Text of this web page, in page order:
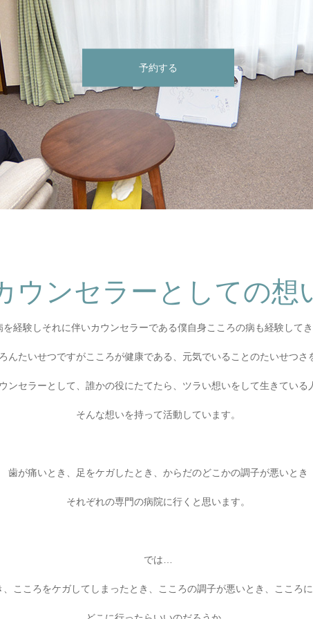
予約する
ウンセラーとしての想
を経験しそれに伴いカウンセラーである僕自身こころの病も経験して
んたいせつですがこころが健康である、元気でいることのたいせつ
ンセラーとして、誰かの役にたてたら、ツラい想いをして生きている
そんな想いを持って活動しています。
歯が痛いとき、足をケガしたとき、からだのどこかの調子が悪いとき
それぞれの専門の病院に行くと思います。
では…
、こころをケガしてしまったとき、こころの調子が悪いとき、こころ